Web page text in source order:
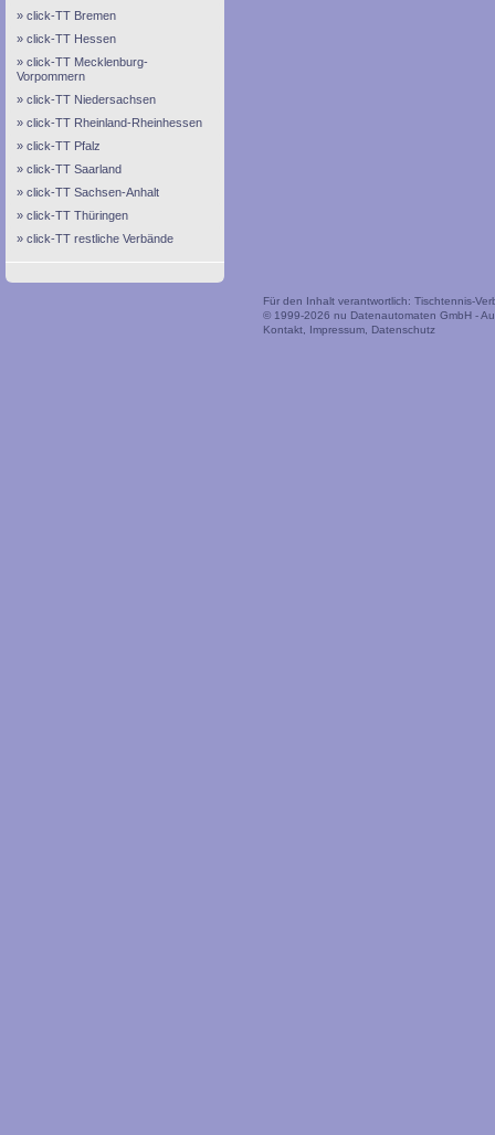
click-TT Bremen
click-TT Hessen
click-TT Mecklenburg-
Vorpommern
click-TT Niedersachsen
click-TT Rheinland-Rheinhessen
click-TT Pfalz
click-TT Saarland
click-TT Sachsen-Anhalt
click-TT Thüringen
click-TT restliche Verbände
Für den Inhalt verantwortlich: Tischtennis-
© 1999-2026 nu Datenautomaten GmbH -
Kontakt
Impressum Datenschutz